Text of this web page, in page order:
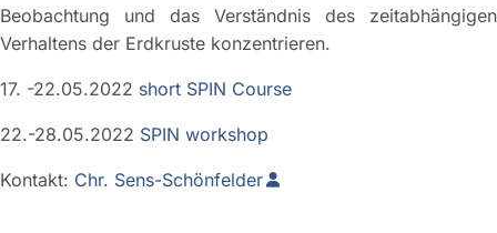
Beobachtung und das Verständnis des zeitabhängigen
Verhaltens der Erdkruste konzentrieren.
17. -22.05.2022 short SPIN Course
22.-28.05.2022 SPIN workshop
Kontakt: Chr. Sens-Schönfelder